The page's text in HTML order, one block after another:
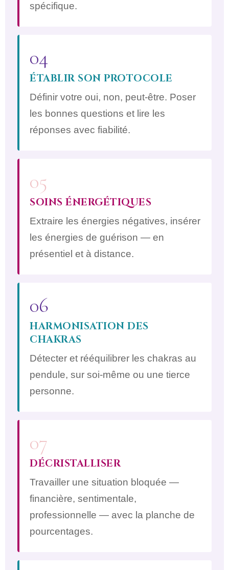
spécifique.
04
ÉTABLIR SON PROTOCOLE
Définir votre oui, non, peut-être. Poser
les bonnes questions et lire les
réponses avec fiabilité.
05
SOINS ÉNERGÉTIQUES
Extraire les énergies négatives, insérer
les énergies de guérison — en
présentiel et à distance.
06
HARMONISATION DES
CHAKRAS
Détecter et rééquilibrer les chakras au
pendule, sur soi-même ou une tierce
personne.
07
DÉCRISTALLISER
Travailler une situation bloquée —
financière, sentimentale,
professionnelle — avec la planche de
pourcentages.